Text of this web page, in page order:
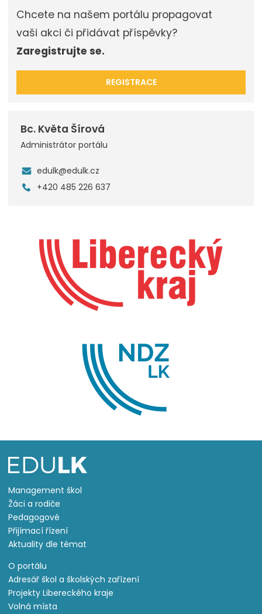
Chcete na našem portálu propagovat
vaši akci či přidávat příspěvky?
Zaregistrujte se.
REGISTRACE
Bc. Květa Šírová
Administrátor portálu
edulk@edulk.cz
+420 485 226 637
Management škol
Žáci a rodiče
Pedagogové
Přijímací řízení
Aktuality dle témat
O portálu
Adresář škol a školských zařízení
Projekty Libereckého kraje
Volná místa